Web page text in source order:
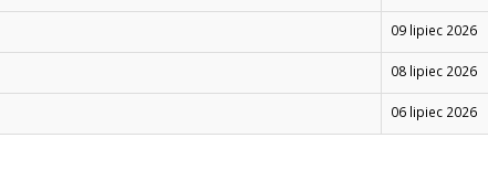
09 lipiec 2026
08 lipiec 2026
06 lipiec 2026